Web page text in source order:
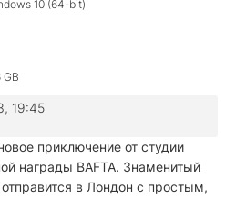
10 (64-bit)
GB
19:45
приключение от студии
награды BAFTA. Знаменитый
в Лондон с простым,